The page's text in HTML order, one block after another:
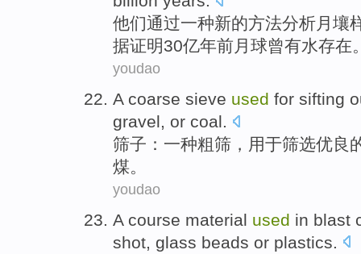
他们通过一种新的方法分析月 壤
据证明30亿年前月球曾有水存在
youdao
A coarse sieve used for sifting
gravel, or coal.
筛子 ： 一种粗筛， 用于筛选优良
煤。
youdao
A course material used in blast
shot glass beads or plastics